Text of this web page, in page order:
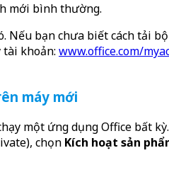
mới bình thường.
Nếu bạn chưa biết cách tải
tài khoản: www.office.com/
máy mới
một ứng dụng Office bất
chọn Kích hoạt sản